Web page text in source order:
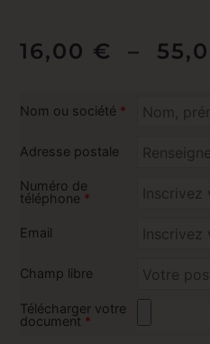
16,00 € –
Nom ou société *
Adresse postale
Numéro de
téléphone *
Email
Champ libre
Télécharger votre
document *